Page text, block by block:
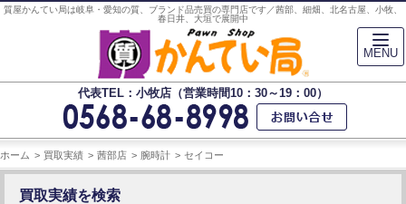
質屋かんてい局は岐阜・愛知の質、ブランド品売買の専門店です／茜部、細畑、北名古屋、小牧、
春日井、大垣で展開中
代表TEL：小牧店（営業時間10：30～19：00）
ホーム 買取実績 茜部店 腕時計 セイコー
買取実績を検索
MENU